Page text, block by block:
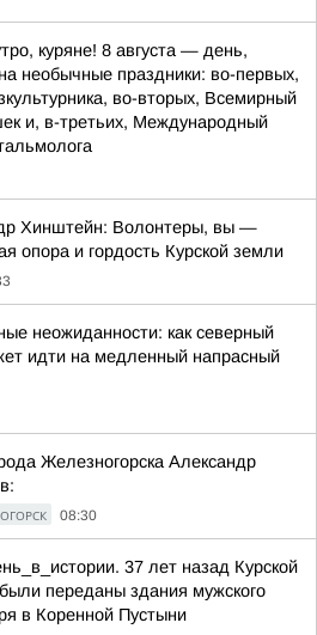
куряне! 8 августа — день,
необычные праздники: во-первых,
во-вторых, Всемирный
и, в-третьих, Международный
Хинштейн: Волонтеры, вы —
опора и гордость Курской земли
неожиданности: как северный
идти на медленный напрасный
Железногорска Александр
08:30
37 лет назад Курской
переданы здания мужского
в Коренной Пустыни